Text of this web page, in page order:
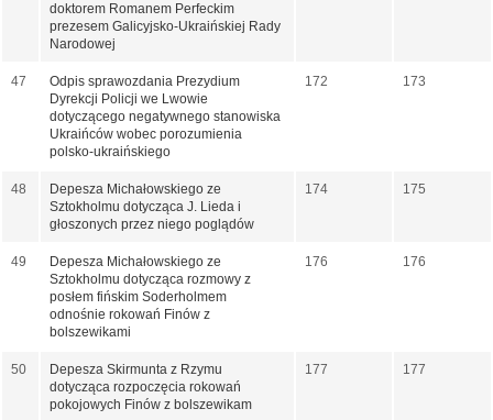
doktorem Romanem Perfeckim
prezesem Galicyjsko-Ukraińskiej Rady
Narodowej
47
Odpis sprawozdania Prezydium
Dyrekcji Policji we Lwowie
dotyczącego negatywnego stanowiska
Ukraińców wobec porozumienia
polsko-ukraińskiego
172 173
48
Depesza Michałowskiego ze
Sztokholmu dotycząca J. Lieda i
głoszonych przez niego poglądów
174 175
49
Depesza Michałowskiego ze
Sztokholmu dotycząca rozmowy z
posłem fińskim Soderholmem
odnośnie rokowań Finów z
bolszewikami
176 176
50
Depesza Skirmunta z Rzymu
dotycząca rozpoczęcia rokowań
pokojowych Finów z bolszewikam
177 177